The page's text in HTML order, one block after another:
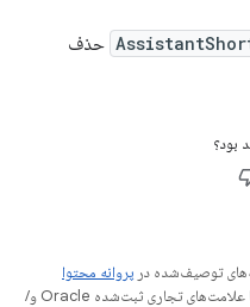
حذف
بود؟
توصیف‌شده در پروانه محتوا
هستند. جاوا و OpenJDK علامت‌های تجاری یا علامت‌های تجاری ثبت‌شده Oracle و/